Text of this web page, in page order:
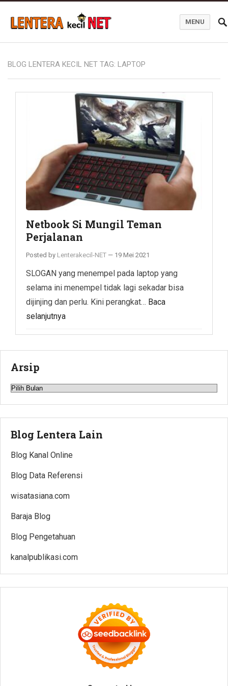
MENU
BLOG LENTERA KECIL NET TAG: LAPTOP
Netbook Si Mungil Teman
Perjalanan
Posted by Lenterakecil-NET — 19 Mei 2021
SLOGAN yang menempel pada laptop yang
selama ini menempel tidak lagi sekadar bisa
dijinjing dan perlu. Kini perangkat… Baca
selanjutnya
Arsip
Arsip
Blog Lentera Lain
Blog Kanal Online
Blog Data Referensi
wisatasiana.com
Baraja Blog
Blog Pengetahuan
kanalpublikasi.com